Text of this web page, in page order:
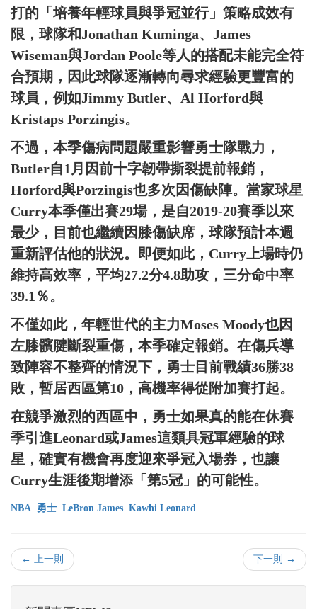
打的「培養年輕球員與爭冠並行」策略成效有
限，球隊和Jonathan Kuminga、James
Wiseman與Jordan Poole等人的搭配未能完全符
合預期，因此球隊逐漸轉向尋求經驗更豐富的
球員，例如Jimmy Butler、Al Horford與
Kristaps Porzingis。
不過，本季傷病問題嚴重影響勇士隊戰力，
Butler自1月因前十字韌帶撕裂提前報銷，
Horford與Porzingis也多次因傷缺陣。當家球星
Curry本季僅出賽29場，是自2019-20賽季以來
最少，目前也繼續因膝傷缺席，球隊預計本週
重新評估他的狀況。即便如此，Curry上場時仍
維持高效率，平均27.2分4.8助攻，三分命中率
39.1％。
不僅如此，年輕世代的主力Moses Moody也因
左膝髕腱斷裂重傷，本季確定報銷。在傷兵導
致陣容不整齊的情況下，勇士目前戰績36勝38
敗，暫居西區第10，高機率得從附加賽打起。
在競爭激烈的西區中，勇士如果真的能在休賽
季引進Leonard或James這類具冠軍經驗的球
星，確實有機會再度迎來爭冠入場券，也讓
Curry生涯後期增添「第5冠」的可能性。
NBA 勇士 LeBron James Kawhi Leonard
← 上一則 下一則 →